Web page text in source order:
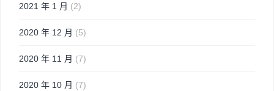
2021 年 1 月 (2)
2020 年 12 月 (5)
2020 年 11 月 (7)
2020 年 10 月 (7)